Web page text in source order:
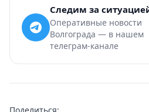
Следим за
Оперативные новости
Волгограда — в нашем
телеграм-канале